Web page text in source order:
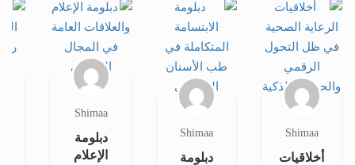
Shimaa
أخلاقيات
Shimaa
دبلومة
Shimaa
دبلومة
الإعلام